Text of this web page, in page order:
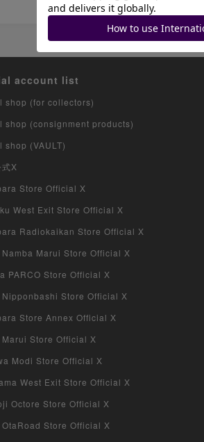
account list
shop (for collectors)
shop (consignment products)
shop (VAULT)
X
Store Official X
West Exit Store Official X
Radiokaikan Store Official X
Namba Marui Store Official X
PARCO Store Official X
Nipponbashi Store Official X
Store Annex Official X
Marui Store Official X
Modi Store Official X
West Exit Store Official X
Octore Store Official X
Store Official X